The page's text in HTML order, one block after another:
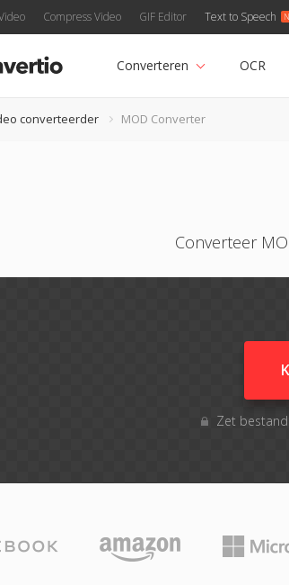
Compress Video GIF Editor Text to Speech
Converteren OCR
converteerder MOD Converter
Converteer
Zet